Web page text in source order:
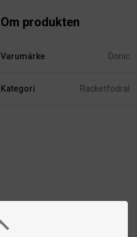
Om produkten
Varumärke Donic
Kategori Racketfodral